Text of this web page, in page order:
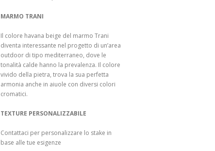
MARMO TRANI
Il colore havana beige del marmo Trani
diventa interessante nel progetto di un’area
outdoor di tipo mediterraneo, dove le
tonalità calde hanno la prevalenza. Il colore
vivido della pietra, trova la sua perfetta
armonia anche in aiuole con diversi colori
cromatici.
TEXTURE PERSONALIZZABILE
Contattaci per personalizzare lo stake in
base alle tue esigenze